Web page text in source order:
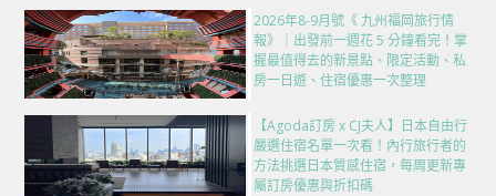
2026年8-9月號《 九州福岡旅行情
報》｜出發前一週花 5 分鐘看完！掌
握最值得去的新景點、限定活動、私
房一日遊、住宿優惠一次整理
【Agoda訂房 x CJ夫人】日本自由行
嚴選住宿名單一次看！內行旅行者的
方法挑選日本質感住宿，每周更新專
屬訂房優惠與折扣碼